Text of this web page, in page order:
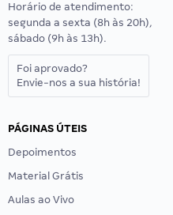
Horário de atendimento:
segunda a sexta (8h às 20h),
sábado (9h às 13h).
Foi aprovado?
Envie-nos a sua história!
PÁGINAS ÚTEIS
Depoimentos
Material Grátis
Aulas ao Vivo